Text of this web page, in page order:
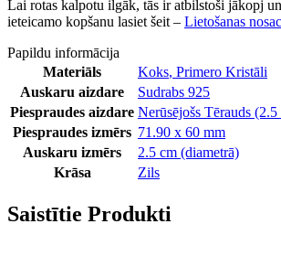
Lai rotas kalpotu ilgāk, tās ir atbilstoši jākopj
ieteicamo kopšanu lasiet šeit – Lietošanas
Papildu informācija
Materiāls
Koks, Primero Kristāli
Auskaru aizdare
Sudrabs 925
Piespraudes aizdare Nerūsējošs Tērauds (2.5
Piespraudes izmērs 71.90 x 60 mm
Auskaru izmērs
2.5 cm (diametrā)
Krāsa
Zils
Saistītie Produkti